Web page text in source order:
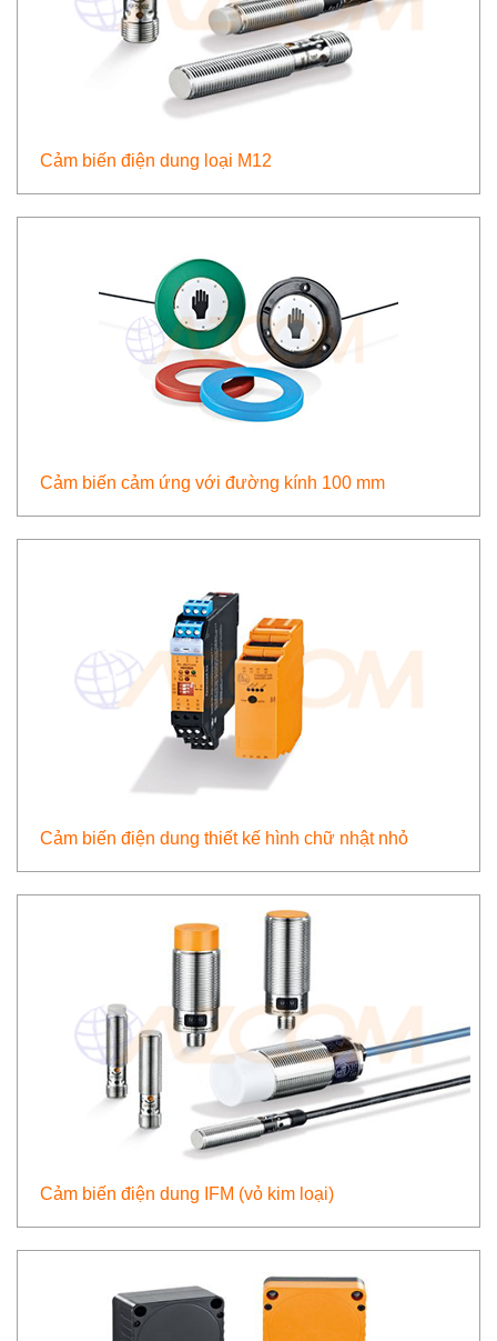
Cảm biến điện dung loại M12
Cảm biến cảm ứng với đường kính 100 mm
Cảm biến điện dung thiết kế hình chữ nhật nhỏ
Cảm biến điện dung IFM (vỏ kim loại)